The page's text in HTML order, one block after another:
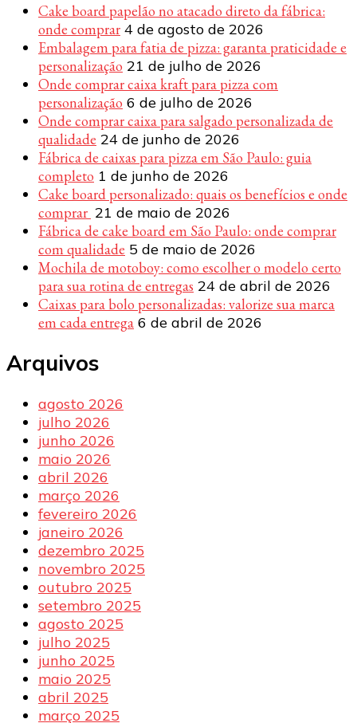
Cake board papelão no atacado direto da fábrica:
onde comprar 4 de agosto de 2026
Embalagem para fatia de pizza: garanta praticidade e
personalização 21 de julho de 2026
Onde comprar caixa kraft para pizza com
personalização 6 de julho de 2026
Onde comprar caixa para salgado personalizada de
qualidade 24 de junho de 2026
Fábrica de caixas para pizza em São Paulo: guia
completo 1 de junho de 2026
Cake board personalizado: quais os benefícios e onde
comprar 21 de maio de 2026
Fábrica de cake board em São Paulo: onde comprar
com qualidade 5 de maio de 2026
Mochila de motoboy: como escolher o modelo certo
para sua rotina de entregas 24 de abril de 2026
Caixas para bolo personalizadas: valorize sua marca
em cada entrega 6 de abril de 2026
Arquivos
agosto 2026
julho 2026
junho 2026
maio 2026
abril 2026
março 2026
fevereiro 2026
janeiro 2026
dezembro 2025
novembro 2025
outubro 2025
setembro 2025
agosto 2025
julho 2025
junho 2025
maio 2025
abril 2025
março 2025